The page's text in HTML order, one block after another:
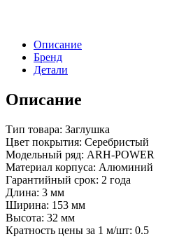
Описание
Бренд
Детали
Описание
Тип товара: Заглушка
Цвет покрытия: Серебристый
Модельный ряд: ARH-POWER
Материал корпуса: Алюминий
Гарантийный срок: 2 года
Длина: 3 мм
Ширина: 153 мм
Высота: 32 мм
Кратность цены за 1 м/шт: 0.5